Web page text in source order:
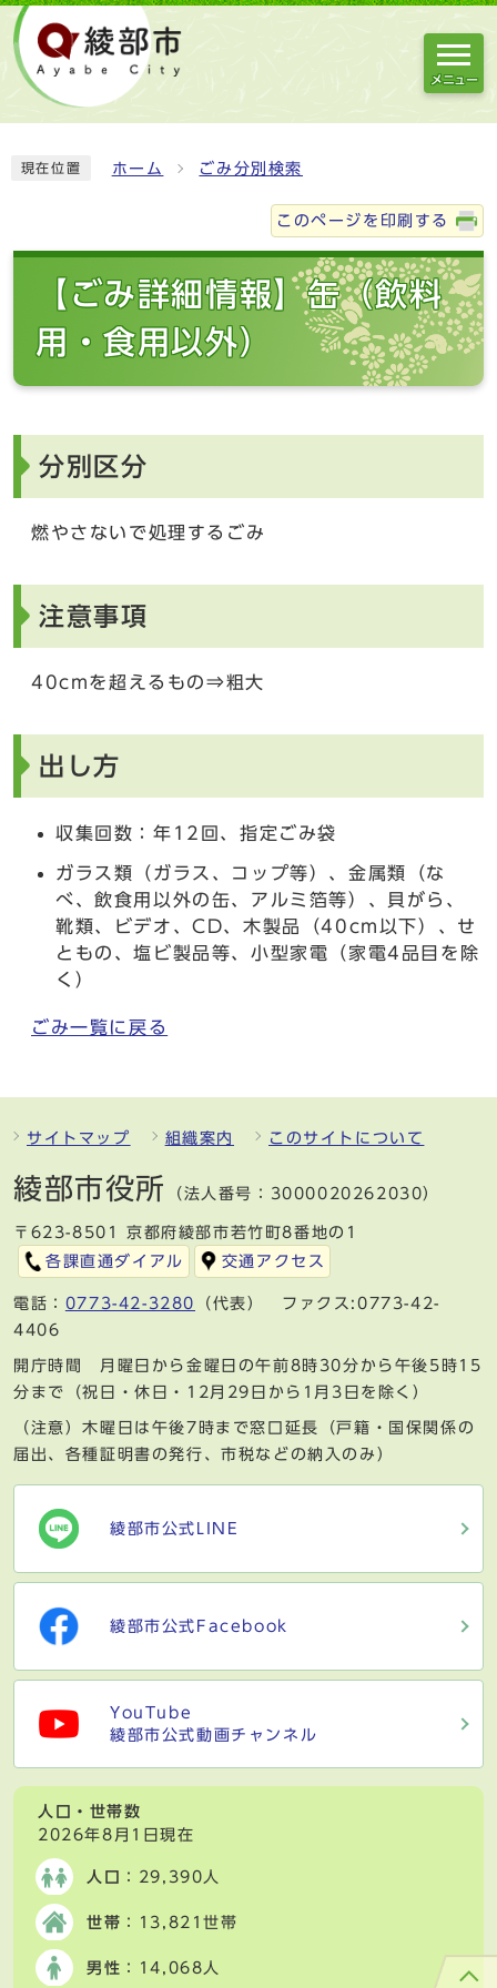
メニュー
現在位置 ホーム ごみ分別検索
このページを印刷する
【ごみ詳細情報】缶（飲料
用・食用以外）
分別区分
燃やさないで処理するごみ
注意事項
40cmを超えるもの⇒粗大
出し方
収集回数：年12回、指定ごみ袋
ガラス類（ガラス、コップ等）、金属類（な
べ、飲食用以外の缶、アルミ箔等）、貝がら、
靴類、ビデオ、CD、木製品（40cm以下）、せ
ともの、塩ビ製品等、小型家電（家電4品目を除
く）
ごみ一覧に戻る
サイトマップ 組織案内 このサイトについて
綾部市役所 （法人番号：3000020262030）
〒623-8501 京都府綾部市若竹町8番地の1
各課直通ダイアル
交通アクセス
電話： 0773-42-3280
（代表） ファクス:0773-42-
4406
開庁時間 月曜日から金曜日の午前8時30分から午後5時15
分まで（祝日・休日・12月29日から1月3日を除く）
（注意）木曜日は午後7時まで窓口延長（戸籍・国保関係の
届出、各種証明書の発行、市税などの納入のみ）
綾部市公式LINE
綾部市公式Facebook
YouTube
綾部市公式動画チャンネル
人口・世帯数
2026年8月1日現在
人口 ：29,390人
世帯 ：13,821世帯
男性 ：14,068人